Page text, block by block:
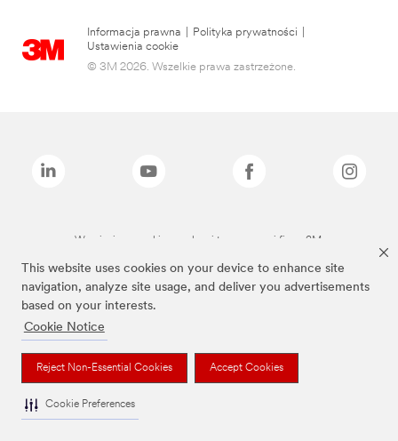
This website uses cookies on your device to enhance site
navigation, analyze site usage, and deliver you advertisements
based on your interests.
Cookie Notice
Reject Non-Essential Cookies Accept Cookies
Cookie Preferences
Informacja prawna Polityka prywatności
Ustawienia cookie
© 3M 2026. Wszelkie prawa zastrzeżone.
Wymienione marki są znakami towarowymi firmy 3M.